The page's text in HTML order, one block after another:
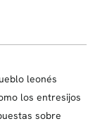
leonés
los entresijos
sobre